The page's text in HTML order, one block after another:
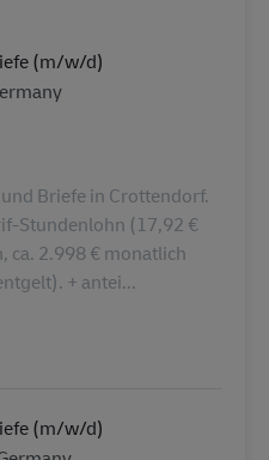
(m/w/d)
Briefe in Crottendorf.
Stundenlohn (17,92 €
ca. 2.998 € monatlich
+ antei...
(m/w/d)